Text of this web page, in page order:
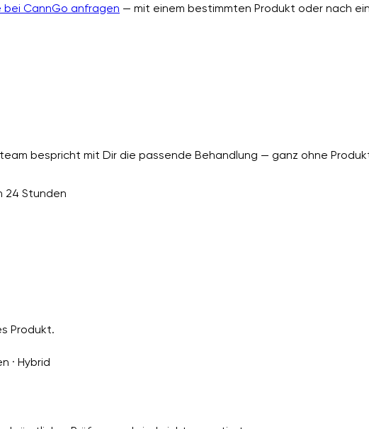
CannGo anfragen — mit einem bestimmten Produkt oder nach
bespricht mit Dir die passende Behandlung — ganz ohne
24 Stunden
Produkt.
· Hybrid